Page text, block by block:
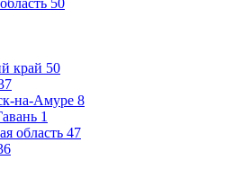
50
край 50
на-Амуре 8
1
область 47